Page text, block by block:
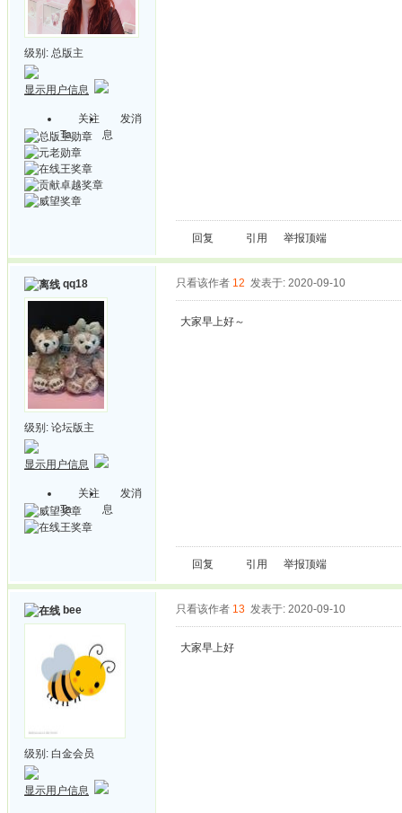
级别: 总版主
显示用户信息
关注
Ta
发消
息
回复 引用 举报顶端
qq18
级别: 论坛版主
显示用户信息
关注
Ta
发消
息
只看该作者 12 发表于: 2020-09-10
大家早上好～
回复 引用 举报顶端
bee
级别: 白金会员
显示用户信息
只看该作者 13 发表于: 2020-09-10
大家早上好